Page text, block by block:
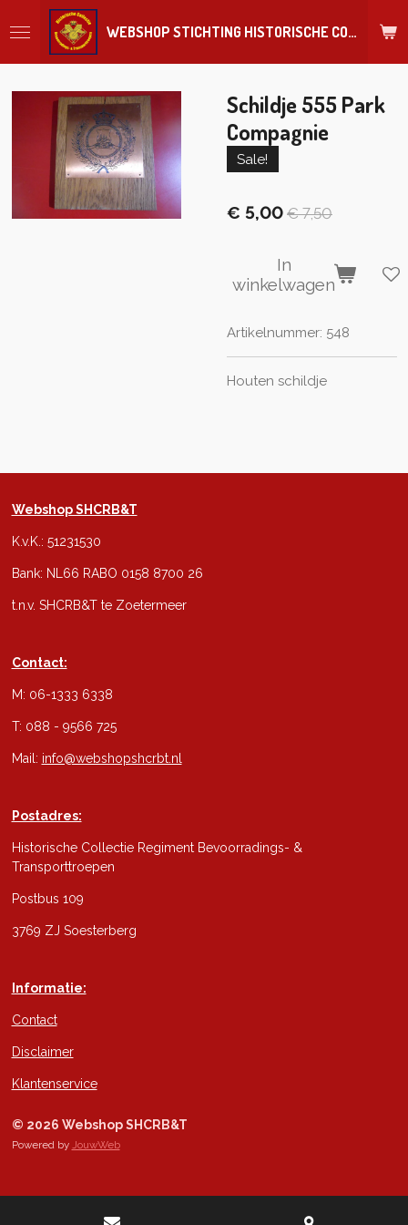
direct
hoofdinhoud
WEBSHOP STICHTING HISTORISCHE COLLECTIE REGIMENT
Schildje 555 Park
Compagnie
Sale!
€ 5,00 € 7,50
In
winkelwagen
Artikelnummer: 548
Houten schildje
Webshop SHCRB&T
K.v.K.: 51231530
Bank: NL66 RABO 0158 8700 26
t.n.v. SHCRB&T te Zoetermeer
Contact:
M: 06-1333 6338
T: 088 - 9566 725
Mail: info@webshopshcrbt.nl
Postadres:
Historische Collectie Regiment Bevoorradings- &
Transporttroepen
Postbus 109
3769 ZJ Soesterberg
Informatie:
Contact
Disclaimer
Klantenservice
© 2026 Webshop SHCRB&T
Powered by JouwWeb